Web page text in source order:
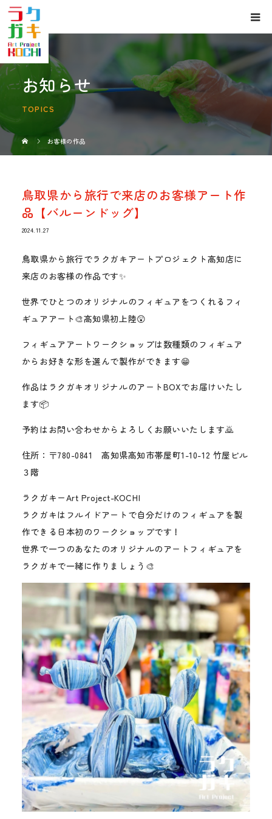
お知らせ
TOPICS
お客様の作品
鳥取県から旅行で来店のお客様アート作
品【バルーンドッグ】
2024.11.27
鳥取県から旅行でラクガキアートプロジェクト高知店に
来店のお客様の作品です✨
世界でひとつのオリジナルのフィギュアをつくれるフィ
ギュアアート🎨高知県初上陸😲
フィギュアアートワークショップは数種類のフィギュア
からお好きな形を選んで製作ができます😁
作品はラクガキオリジナルのアートBOXでお届けいたし
ます📦
予約はお問い合わせからよろしくお願いいたします🙇
住所：〒780-0841 高知県高知市帯屋町1-10-12 竹屋ビル
３階
ラクガキーArt Project-KOCHI
ラクガキはフルイドアートで自分だけのフィギュアを製
作できる日本初のワークショップです！
世界で一つのあなたのオリジナルのアートフィギュアを
ラクガキで一緒に作りましょう🎨